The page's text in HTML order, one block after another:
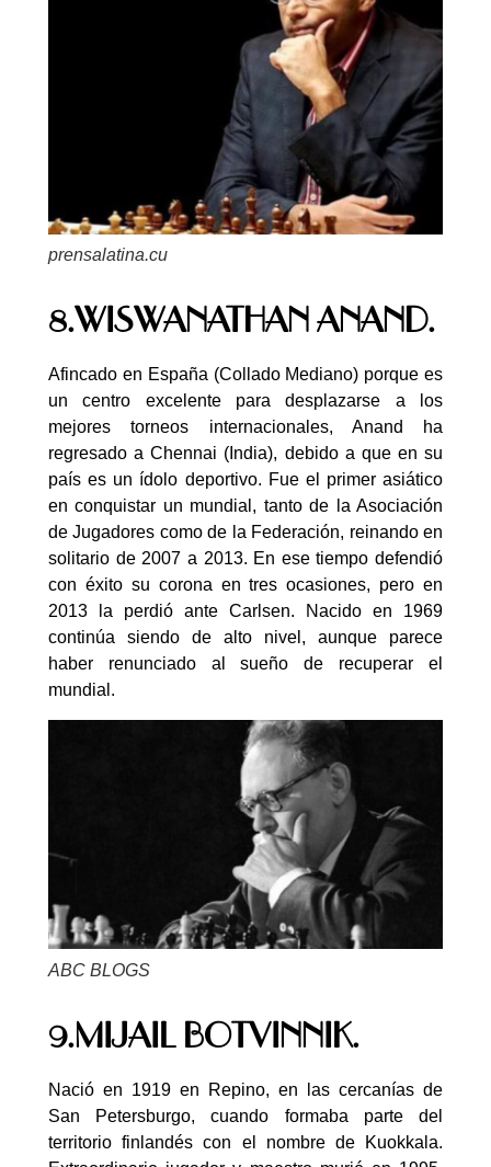
prensalatina.cu
8.WISWANATHAN ANAND.
Afincado en España (Collado Mediano) porque es
un centro excelente para desplazarse a los
mejores torneos internacionales, Anand ha
regresado a Chennai (India), debido a que en su
país es un ídolo deportivo. Fue el primer asiático
en conquistar un mundial, tanto de la Asociación
de Jugadores como de la Federación, reinando en
solitario de 2007 a 2013. En ese tiempo defendió
con éxito su corona en tres ocasiones, pero en
2013 la perdió ante Carlsen. Nacido en 1969
continúa siendo de alto nivel, aunque parece
haber renunciado al sueño de recuperar el
mundial.
ABC BLOGS
9.MIJAIL BOTVINNIK.
Nació en 1919 en Repino, en las cercanías de
San Petersburgo, cuando formaba parte del
territorio finlandés con el nombre de Kuokkala.